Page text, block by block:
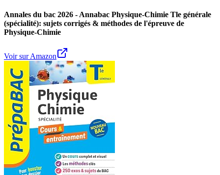
Annales du bac 2026 - Annabac Physique-Chimie Tle générale
(spécialité): sujets corrigés & méthodes de l'épreuve de
Physique-Chimie
Voir sur Amazon